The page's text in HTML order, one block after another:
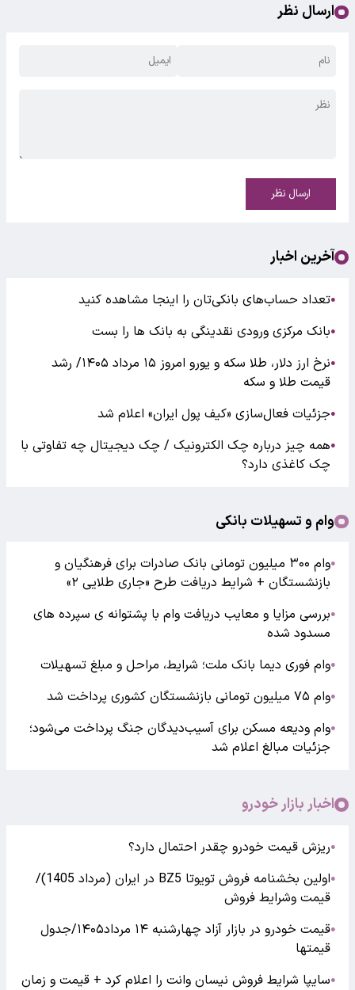
ارسال نظر
ارسال نظر
آخرین اخبار
●تعداد حساب‌های بانکی‌تان را اینجا مشاهده کنید
●بانک مرکزی ورودی نقدینگی به بانک ها را بست
●
نرخ ارز دلار، طلا سکه و یورو امروز ۱۵ مرداد ۱۴۰۵/ رشد
قیمت طلا و سکه
●جزئیات فعال‌سازی «کیف پول ایران» اعلام شد
●همه چیز درباره چک الکترونیک / چک دیجیتال چه تفاوتی با
چک کاغذی دارد؟
وام و تسهیلات بانکی
●
وام ۳۰۰ میلیون تومانی بانک صادرات برای فرهنگیان و
بازنشستگان + شرایط دریافت طرح «جاری طلایی ۲»
●بررسی مزایا و معایب دریافت وام با پشتوانه ی سپرده های
مسدود شده
●وام فوری دیما بانک ملت؛ شرایط، مراحل و مبلغ تسهیلات
●وام ۷۵ میلیون تومانی بازنشستگان کشوری پرداخت شد
●وام ودیعه مسکن برای آسیب‌دیدگان جنگ پرداخت می‌شود؛
جزئیات مبالغ اعلام شد
اخبار بازار خودرو
●ریزش قیمت خودرو چقدر احتمال دارد؟
●
اولین بخشنامه فروش تویوتا BZ5 در ایران (مرداد 1405)/
قیمت وشرایط فروش
●
قیمت خودرو در بازار آزاد چهارشنبه ۱۴ مرداد۱۴۰۵/جدول
قیمتها
●سایپا شرایط فروش نیسان وانت را اعلام کرد + قیمت و زمان